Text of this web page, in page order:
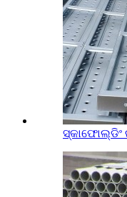
ସ୍କାଫୋଲ୍ଡିଂ